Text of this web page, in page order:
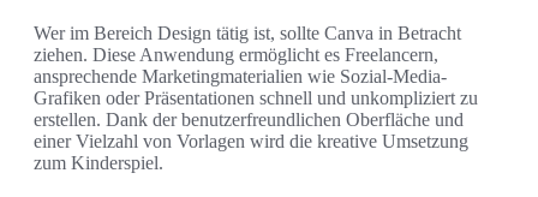
Wer im Bereich Design tätig ist, sollte Canva in Betracht
ziehen. Diese Anwendung ermöglicht es Freelancern,
ansprechende Marketingmaterialien wie Sozial-Media-
Grafiken oder Präsentationen schnell und unkompliziert zu
erstellen. Dank der benutzerfreundlichen Oberfläche und
einer Vielzahl von Vorlagen wird die kreative Umsetzung
zum Kinderspiel.